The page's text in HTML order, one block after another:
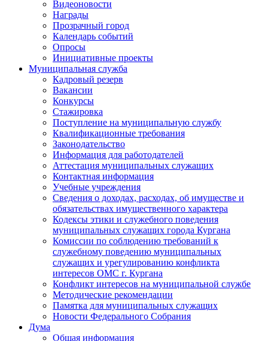
Видеоновости
Награды
Прозрачный город
Календарь событий
Опросы
Инициативные проекты
Муниципальная служба
Кадровый резерв
Вакансии
Конкурсы
Стажировка
Поступление на муниципальную службу
Квалификационные требования
Законодательство
Информация для работодателей
Аттестация муниципальных служащих
Контактная информация
Учебные учреждения
Сведения о доходах, расходах, об имуществе и
обязательствах имущественного характера
Кодексы этики и служебного поведения
муниципальных служащих города Кургана
Комиссии по соблюдению требований к
служебному поведению муниципальных
служащих и урегулированию конфликта
интересов ОМС г. Кургана
Конфликт интересов на муниципальной службе
Методические рекомендации
Памятка для муниципальных служащих
Новости Федерального Cобрания
Дума
Общая информация